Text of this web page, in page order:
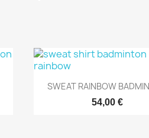
Aperçu rapide
SWEAT RAINBOW
54,00 €